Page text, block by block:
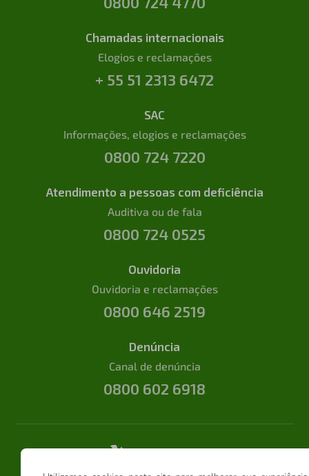
Chamadas internacionais
Elogios e reclamações
+ 55 51 2313 6472
SAC
Informações, elogios e reclamações
0800 724 7220
Atendimento a pessoas com deficiência
Auditiva ou de fala
0800 724 0525
Ouvidoria
Ouvidoria e reclamações
0800 646 2519
Denúncia
Canal de denúncia
0800 602 6918